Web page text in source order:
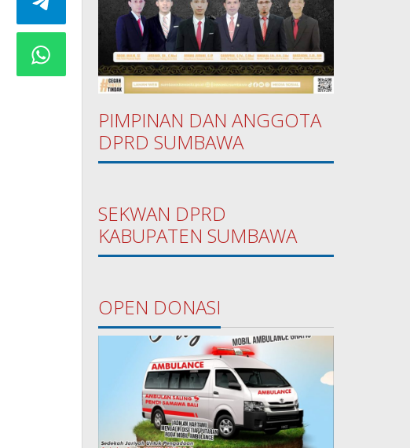
PIMPINAN DAN ANGGOTA
DPRD SUMBAWA
SEKWAN DPRD
KABUPATEN SUMBAWA
OPEN DONASI